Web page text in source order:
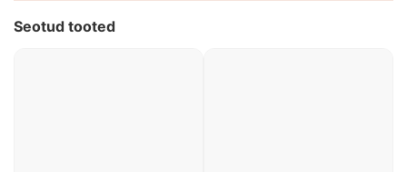
Seotud tooted